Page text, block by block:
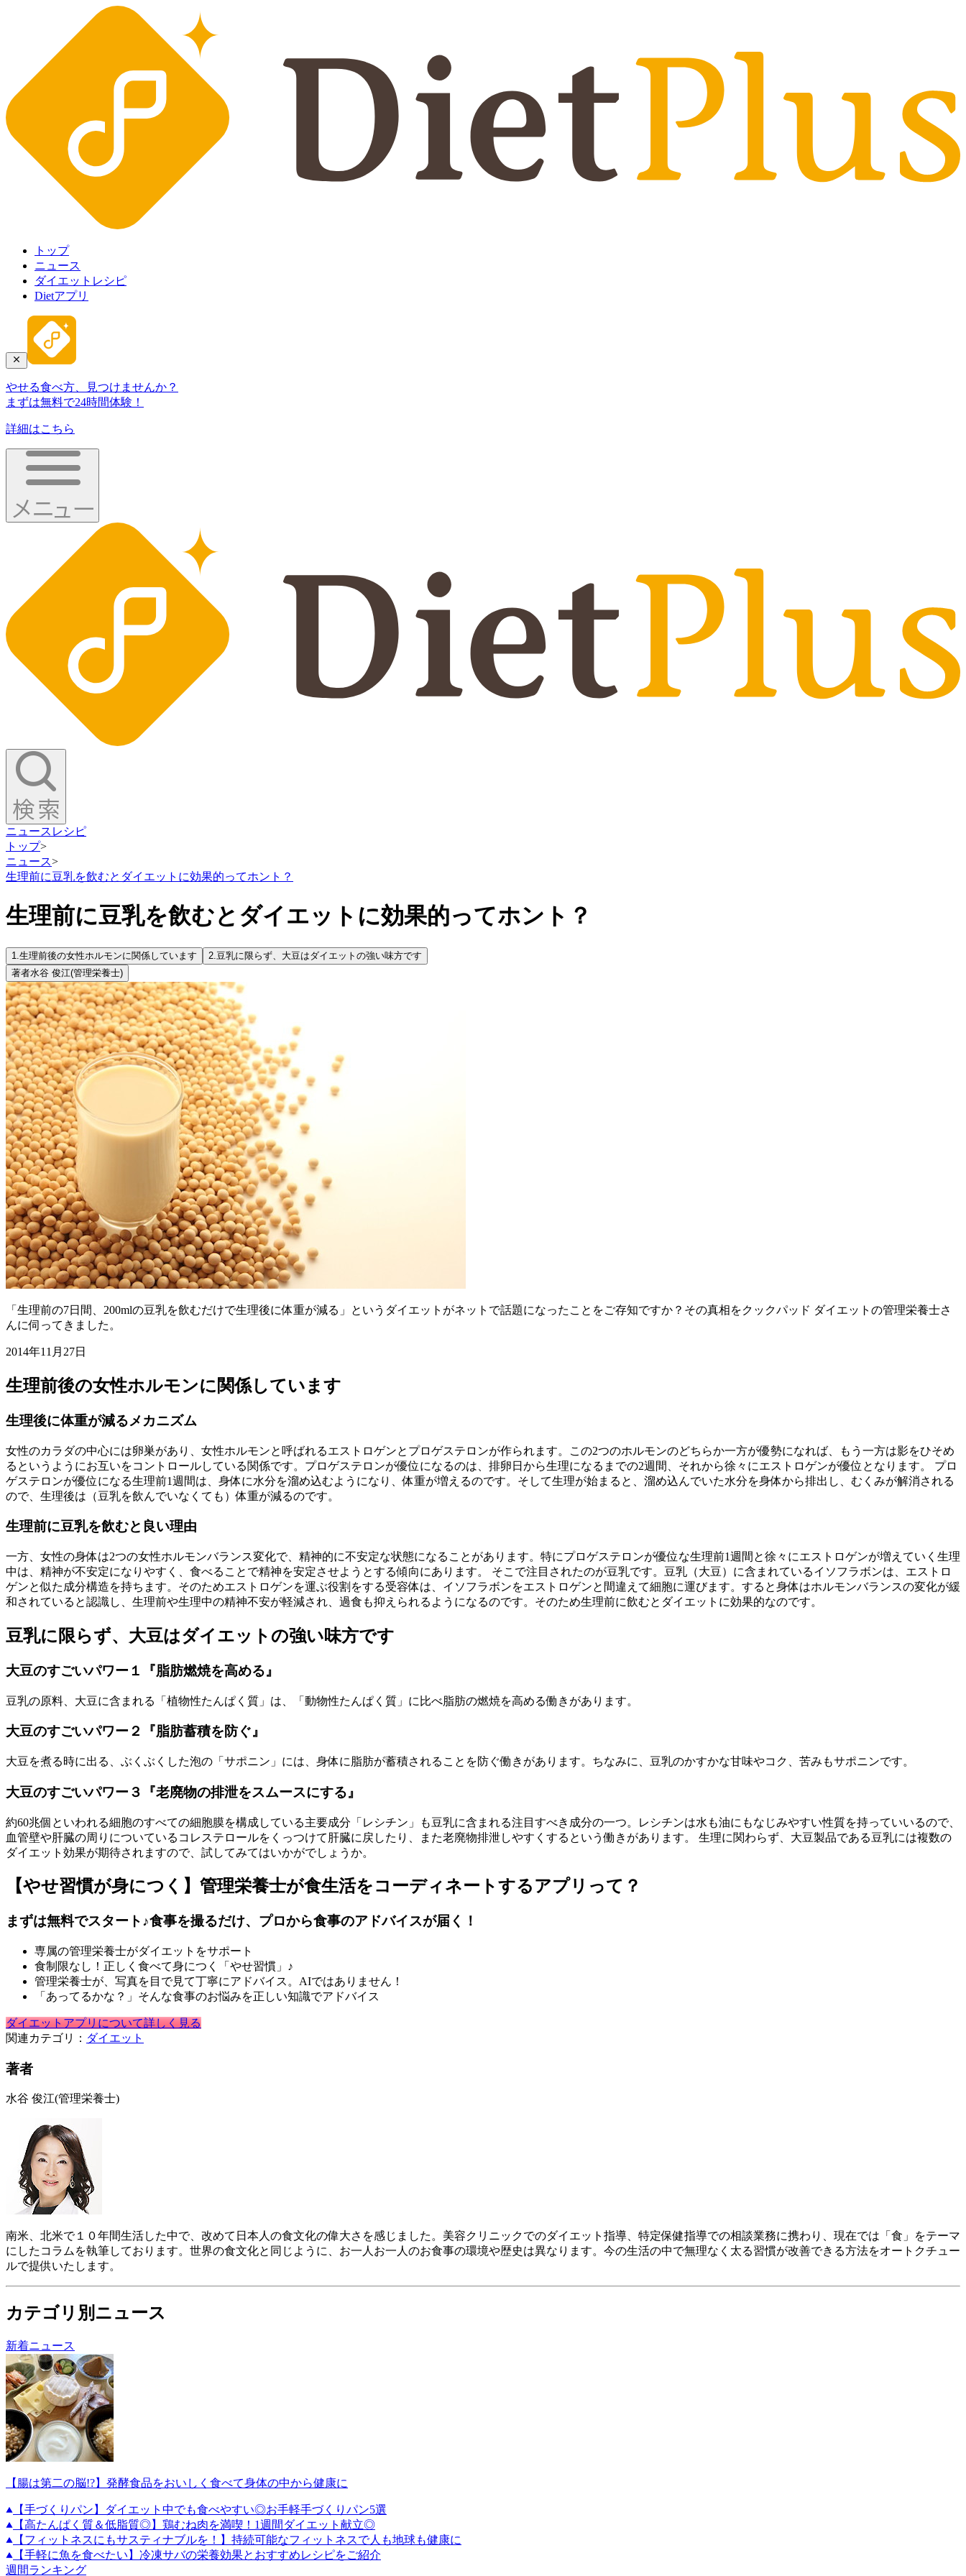
トップ
ニュース
ダイエットレシピ
Dietアプリ
やせる食べ方、見つけませんか？
まずは無料で24時間体験！
詳細はこちら
ニュース レシピ
トップ>
ニュース>
生理前に豆乳を飲むとダイエットに効果的ってホント？
生理前に豆乳を飲むとダイエットに効果的ってホント？
1.生理前後の女性ホルモンに関係しています 2.豆乳に限らず、大豆はダイエットの強い味方です
著者水谷 俊江(管理栄養士)
「生理前の7日間、200mlの豆乳を飲むだけで生理後に体重が減る」というダイエットがネットで話題になったことをご存知ですか？その真相をクックパッド ダイエットの管理栄養士さ
んに伺ってきました。
2014年11月27日
生理前後の女性ホルモンに関係しています
生理後に体重が減るメカニズム
女性のカラダの中心には卵巣があり、女性ホルモンと呼ばれるエストロゲンとプロゲステロンが作られます。この2つのホルモンのどちらか一方が優勢になれば、もう一方は影をひそめ
るというようにお互いをコントロールしている関係です。プロゲステロンが優位になるのは、排卵日から生理になるまでの2週間、それから徐々にエストロゲンが優位となります。 プロ
ゲステロンが優位になる生理前1週間は、身体に水分を溜め込むようになり、体重が増えるのです。そして生理が始まると、溜め込んでいた水分を身体から排出し、むくみが解消される
ので、生理後は（豆乳を飲んでいなくても）体重が減るのです。
生理前に豆乳を飲むと良い理由
一方、女性の身体は2つの女性ホルモンバランス変化で、精神的に不安定な状態になることがあります。特にプロゲステロンが優位な生理前1週間と徐々にエストロゲンが増えていく生理
中は、精神が不安定になりやすく、食べることで精神を安定させようとする傾向にあります。 そこで注目されたのが豆乳です。豆乳（大豆）に含まれているイソフラボンは、エストロ
ゲンと似た成分構造を持ちます。そのためエストロゲンを運ぶ役割をする受容体は、イソフラボンをエストロゲンと間違えて細胞に運びます。すると身体はホルモンバランスの変化が緩
和されていると認識し、生理前や生理中の精神不安が軽減され、過食も抑えられるようになるのです。そのため生理前に飲むとダイエットに効果的なのです。
豆乳に限らず、大豆はダイエットの強い味方です
大豆のすごいパワー１『脂肪燃焼を高める』
豆乳の原料、大豆に含まれる「植物性たんぱく質」は、「動物性たんぱく質」に比べ脂肪の燃焼を高める働きがあります。
大豆のすごいパワー２『脂肪蓄積を防ぐ』
大豆を煮る時に出る、ぶくぶくした泡の「サポニン」には、身体に脂肪が蓄積されることを防ぐ働きがあります。ちなみに、豆乳のかすかな甘味やコク、苦みもサポニンです。
大豆のすごいパワー３『老廃物の排泄をスムースにする』
約60兆個といわれる細胞のすべての細胞膜を構成している主要成分「レシチン」も豆乳に含まれる注目すべき成分の一つ。レシチンは水も油にもなじみやすい性質を持っていいるので、
血管壁や肝臓の周りについているコレステロールをくっつけて肝臓に戻したり、また老廃物排泄しやすくするという働きがあります。 生理に関わらず、大豆製品である豆乳には複数の
ダイエット効果が期待されますので、試してみてはいかがでしょうか。
【やせ習慣が身につく】管理栄養士が食生活をコーディネートするアプリって？
まずは無料でスタート♪食事を撮るだけ、プロから食事のアドバイスが届く！
専属の管理栄養士がダイエットをサポート
食制限なし！正しく食べて身につく「やせ習慣」♪
管理栄養士が、写真を目で見て丁寧にアドバイス。AIではありません！
「あってるかな？」そんな食事のお悩みを正しい知識でアドバイス
ダイエットアプリについて詳しく見る
関連カテゴリ： ダイエット
著者
水谷 俊江(管理栄養士)
南米、北米で１０年間生活した中で、改めて日本人の食文化の偉大さを感じました。美容クリニックでのダイエット指導、特定保健指導での相談業務に携わり、現在では「食」をテーマ
にしたコラムを執筆しております。世界の食文化と同じように、お一人お一人のお食事の環境や歴史は異なります。今の生活の中で無理なく太る習慣が改善できる方法をオートクチュー
ルで提供いたします。
カテゴリ別ニュース
新着ニュース
【腸は第二の脳!?】発酵食品をおいしく食べて身体の中から健康に
【手づくりパン】ダイエット中でも食べやすい◎お手軽手づくりパン5選
【高たんぱく質＆低脂質◎】鶏むね肉を満喫！1週間ダイエット献立◎
【フィットネスにもサスティナブルを！】持続可能なフィットネスで人も地球も健康に
【手軽に魚を食べたい】冷凍サバの栄養効果とおすすめレシピをご紹介
週間ランキング